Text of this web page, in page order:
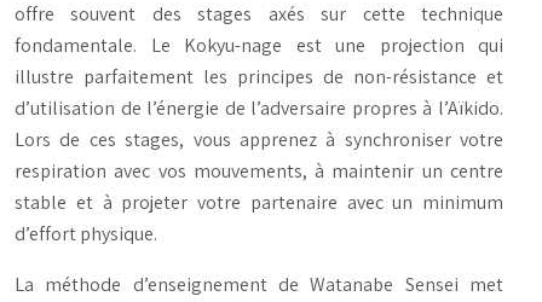
offre souvent des stages axés sur cette technique
fondamentale. Le Kokyu-nage est une projection qui
illustre parfaitement les principes de non-résistance et
d’utilisation de l’énergie de l’adversaire propres à l’Aïkido.
Lors de ces stages, vous apprenez à synchroniser votre
respiration avec vos mouvements, à maintenir un centre
stable et à projeter votre partenaire avec un minimum
d’effort physique.
La méthode d’enseignement de Watanabe Sensei met